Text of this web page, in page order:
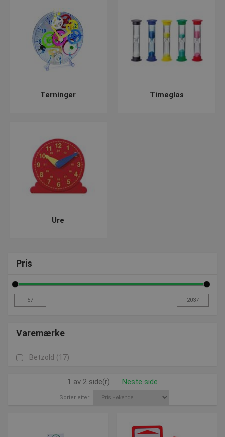
nyhedssidehvor du vil finde de seneste tilføjede produkter.
Har du spørgsmål vedrørende vores produkter kan vi altid
kontaktes på post@presencosport.dk eller 7550 6011.
Terninger Timeglas
Ure
Pris
Varemærke
Betzold (17)
1 av 2 side(r) Neste side
Sorter etter: